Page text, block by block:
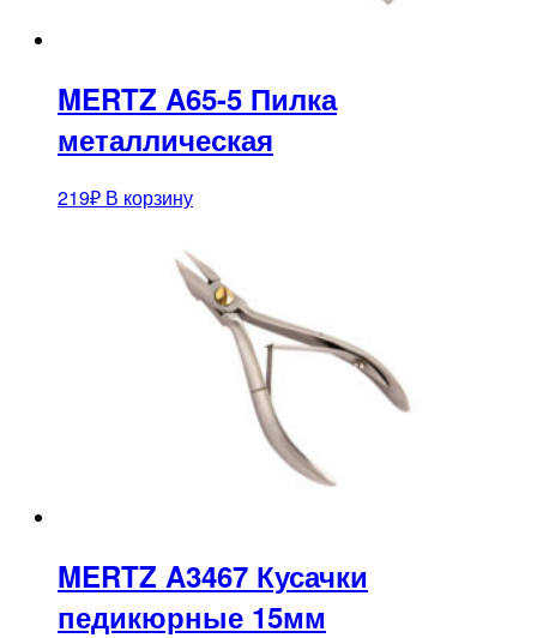
MERTZ A65-5 Пилка
металлическая
219₽ В корзину
MERTZ A3467 Кусачки
педикюрные 15мм